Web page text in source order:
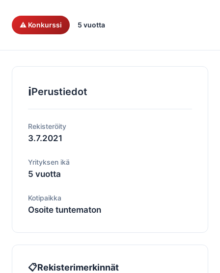
⚠️ Konkurssi 5 vuotta
ℹ️Perustiedot
Rekisteröity
3.7.2021
Yrityksen ikä
5 vuotta
Kotipaikka
Osoite tuntematon
📋Rekisterimerkinnät